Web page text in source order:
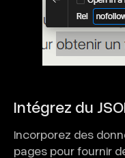
Intégrez du
Incorporez des
pages pour fournir